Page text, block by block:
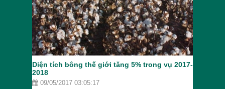
Diện tích bông thế giới tăng 5% trong vụ 2017-
2018
09/05/2017 03:05:17